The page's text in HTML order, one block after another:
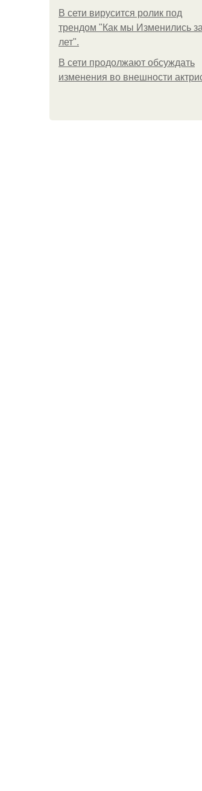
В сети вирусится ролик под
трендом "Как мы Изменились
лет".
В сети продолжают обсуждать
изменения во внешности